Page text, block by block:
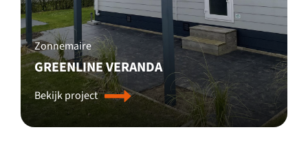
Zonnemaire
GREENLINE VERANDA
Bekijk project